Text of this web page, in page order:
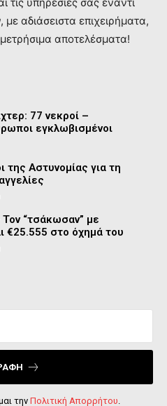
αδιάσειστα επιχειρήματα,
αποτελέσματα!
77 νεκροί –
εγκλωβισμένοι
της Αστυνομίας για τη
“τσάκωσαν” με
€25.555 στο όχημά του
την Πολιτική Απορρήτου.